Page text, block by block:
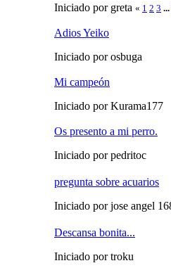
Iniciado por greta « 1 2 3 ...
Adios Yeiko
Iniciado por osbuga
Mi campeón
Iniciado por Kurama177
Os presento a mi perro.
Iniciado por pedritoc
pregunta sobre acuarios
Iniciado por jose angel
Descansa bonita...
Iniciado por troku